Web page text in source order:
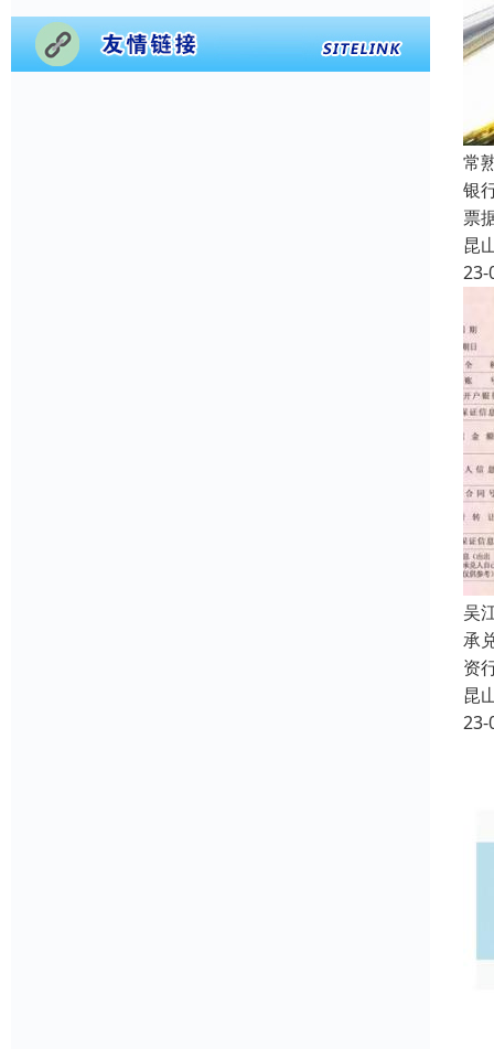
常
银
票
昆
23-
吴
承
资
昆
23-